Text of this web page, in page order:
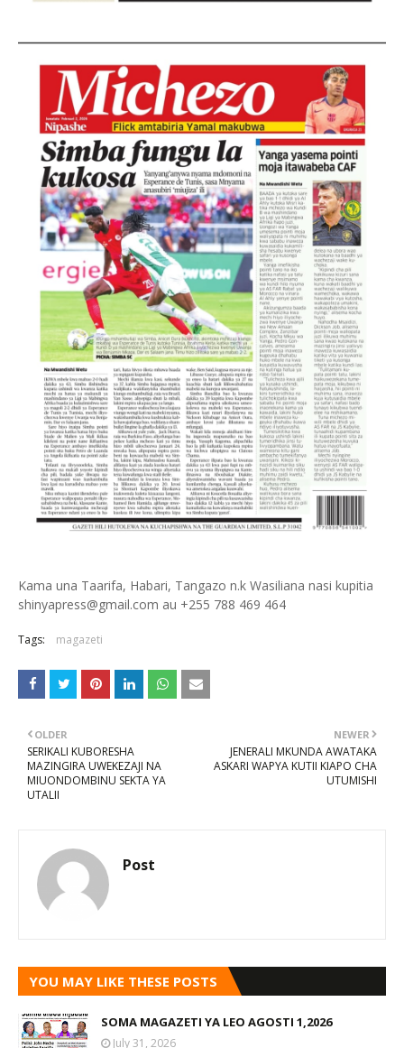
Kama una Taarifa, Habari, Tangazo n.k Wasiliana nasi kupitia
shinyapress@gmail.com au +255 788 469 464
Tags: magazeti
NEWER
JENERALI MKUNDA AWATAKA
ASKARI WAPYA KUTII KIAPO CHA
UTUMISHI
OLDER
SERIKALI KUBORESHA
MAZINGIRA UWEKEZAJI NA
MIUONDOMBINU SEKTA YA
UTALII
Post
YOU MAY LIKE THESE POSTS
SOMA MAGAZETI YA LEO AGOSTI 1,2026
July 31, 2026